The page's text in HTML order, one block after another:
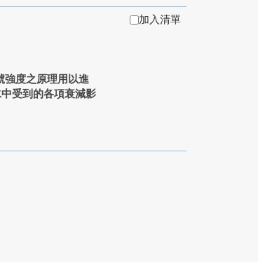
強度之原理用以進
受到的各項衰減影
加入清單